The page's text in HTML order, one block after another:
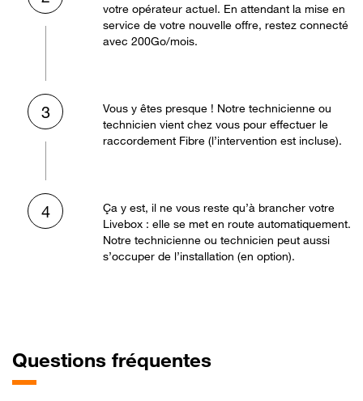
votre opérateur actuel. En attendant la mise en
service de votre nouvelle offre, restez connecté
avec 200Go/mois.
3
Vous y êtes presque ! Notre technicienne ou
technicien vient chez vous pour effectuer le
raccordement Fibre (l’intervention est incluse).
4
Ça y est, il ne vous reste qu’à brancher votre
Livebox : elle se met en route automatiquement.
Notre technicienne ou technicien peut aussi
s’occuper de l’installation (en option).
Questions fréquentes